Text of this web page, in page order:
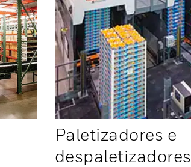
Paletizadores e
despaletizadores